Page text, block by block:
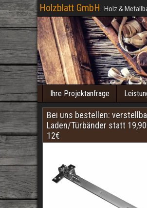
Holzblatt GmbH Holz &
Ihre Projektanfrage
Bei uns bestellen:
Laden/Türbänder statt
12€